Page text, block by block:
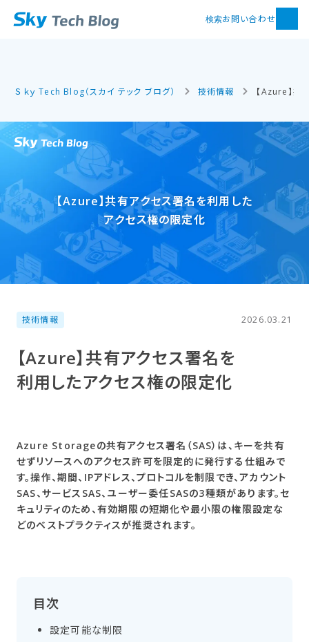
検索お問い合わせ
Ｓｋｙ Tech Blog（スカイ テック ブログ） 技術情報 【Azure】共
【Azure】共有アクセス署名を​利用した​
アクセス権の​限定化
技術情報 2026.03.21
【Azure】共有アクセス署名を​
利用した​アクセス権の​限定化
Azure Storageの共有アクセス署名（SAS）は、キーを共有
せずリソースへのアクセス許可を限定的に発行する仕組みで
す。操作、期間、IPアドレス、プロトコルを制限でき、アカウント
SAS、サービスSAS、ユーザー委任SASの3種類があります。セ
キュリティのため、有効期限の短期化や最小限の権限設定な
どのベストプラクティスが推奨されます。
目次
設定可能な​制限